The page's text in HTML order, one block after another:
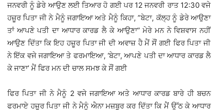
ਜਨਵਰੀ ਨੂੰ ਡੇਰੇ ਆਉਣ ਲਈ ਤਿਆਰ ਹੋ ਗਈ ਪਰ 12 ਜਨਵਰੀ ਰਾਤ 12:30 ਵਜੇ
ਹਜ਼ੂਰ ਪਿਤਾ ਜੀ ਨੇ ਮੈਨੂੰ ਜਗਾਇਆ ਅਤੇ ਮੈਨੂੰ ਕਿਹਾ, ”ਬੇਟਾ, ਕੱਲ੍ਹ ਨੂੰ ਡੇਰੇ ਆਉਣਾ
ਤਾਂ ਆਪਣੇ ਪਤੀ ਦਾ ਆਧਾਰ ਕਾਰਡ ਲੈ ਕੇ ਆਉਣਾ” ਮੇਰੇ ਮਨ ਨੇ ਵਿਸ਼ਵਾਸ ਨਹੀਂ
ਆਉਣ ਦਿੱਤਾ ਕਿ ਇਹ ਹਜ਼ੂਰ ਪਿਤਾ ਜੀ ਦੀ ਅਵਾਜ਼ ਹੈ ਮੈਂ ਸੌਂ ਗਈ ਫਿਰ ਪਿਤਾ ਜੀ
ਨੇ ਇੱਕ ਵਜੇ ਜਗਾਇਆ ਤੇ ਫਰਮਾਇਆ, ‘ਬੇਟਾ, ਆਪਣੇ ਪਤੀ ਦਾ ਆਧਾਰ ਕਾਰਡ ਲੈ
ਕੇ ਜਾਣਾ’ ਮੈਂ ਫਿਰ ਮਨ ਦੀ ਚਾਲ ਸਮਝ ਕੇ ਸੌਂ ਗਈ
ਫਿਰ ਪਿਤਾ ਜੀ ਨੇ ਮੈਨੂੰ 2 ਵਜੇ ਜਗਾਇਆ ਅਤੇ ਆਧਾਰ ਕਾਰਡ ਬਾਰੇ ਹੀ ਬਚਨ
ਫਰਮਾਏ ਹਜ਼ੂਰ ਪਿਤਾ ਜੀ ਨੇ ਮੈਨੂੰ ਐਨਾ ਮਜ਼ਬੂਰ ਕਰ ਦਿੱਤਾ ਕਿ ਮੈਂ ਉੱਠ ਕੇ ਆਧਾਰ